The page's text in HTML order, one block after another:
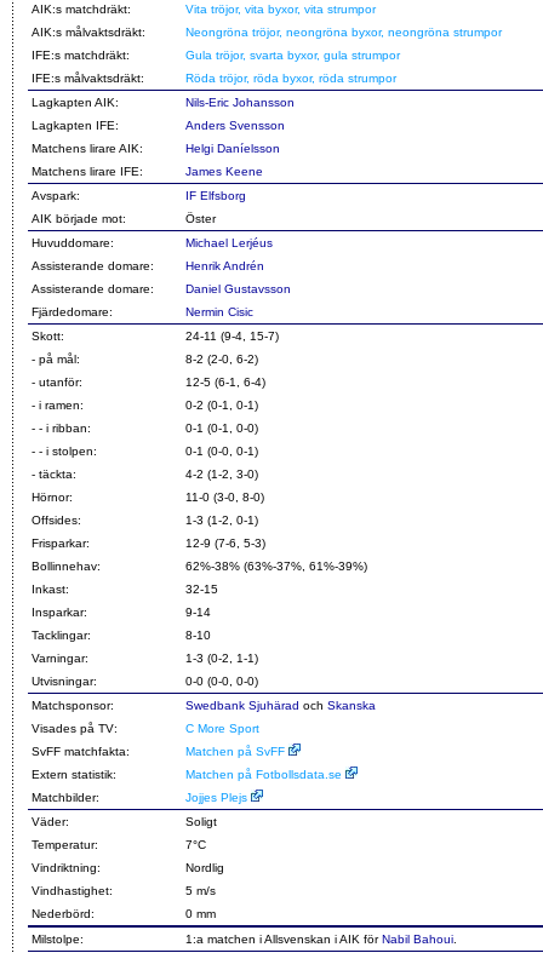
AIK:s matchdräkt:
Vita tröjor, vita byxor, vita strumpor
AIK:s målvaktsdräkt:
Neongröna tröjor, neongröna byxor, neongröna strumpor
IFE:s matchdräkt:
Gula tröjor, svarta byxor, gula strumpor
IFE:s målvaktsdräkt:
Röda tröjor, röda byxor, röda strumpor
Lagkapten AIK:
Nils-Eric Johansson
Lagkapten IFE:
Anders Svensson
Matchens lirare AIK:
Helgi Daníelsson
Matchens lirare IFE:
James Keene
Avspark:
IF Elfsborg
AIK började mot:
Öster
Huvuddomare:
Michael Lerjéus
Assisterande domare:
Henrik Andrén
Assisterande domare:
Daniel Gustavsson
Fjärdedomare:
Nermin Cisic
Skott:
24-11 (9-4, 15-7)
- på mål:
8-2 (2-0, 6-2)
- utanför:
12-5 (6-1, 6-4)
- i ramen:
0-2 (0-1, 0-1)
- - i ribban:
0-1 (0-1, 0-0)
- - i stolpen:
0-1 (0-0, 0-1)
- täckta:
4-2 (1-2, 3-0)
Hörnor:
11-0 (3-0, 8-0)
Offsides:
1-3 (1-2, 0-1)
Frisparkar:
12-9 (7-6, 5-3)
Bollinnehav:
62%-38% (63%-37%, 61%-39%)
Inkast:
32-15
Insparkar:
9-14
Tacklingar:
8-10
Varningar:
1-3 (0-2, 1-1)
Utvisningar:
0-0 (0-0, 0-0)
Matchsponsor:
Swedbank Sjuhärad och Skanska
Visades på TV:
C More Sport
SvFF matchfakta:
Matchen på SvFF
Extern statistik:
Matchen på Fotbollsdata.se
Matchbilder:
Jojjes Plejs
Väder:
Soligt
Temperatur:
7°C
Vindriktning:
Nordlig
Vindhastighet:
5 m/s
Nederbörd:
0 mm
Milstolpe:
1:a matchen i Allsvenskan i AIK förNabil Bahoui